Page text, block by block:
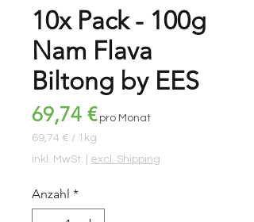
10x Pack - 100g
Nam Flava
Biltong by EES
69,74 €Preis
pro Monat
69,74 € / 1kg
69,74 €
Kilogramm
inkl. MwSt. excl. Shipping
Anzahl *